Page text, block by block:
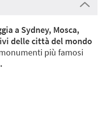
a Sydney, Mosca,
delle città del mondo
più famosi